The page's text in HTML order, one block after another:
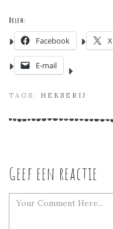
Delen:
Facebook X
E-mail
TAGS: HEKSERIJ
Geef een reactie